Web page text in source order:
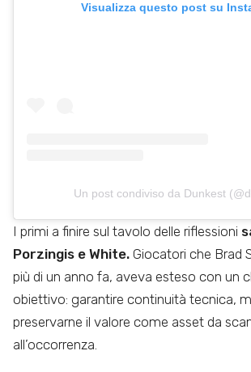
Visualizza questo post su
Un post condiviso da Dunkest
I primi a finire sul tavolo delle riflessioni
Porzingis e White. Giocatori che Brad
più di un anno fa, aveva esteso con un
obiettivo: garantire continuità tecnica,
preservarne il valore come asset da
all’occorrenza.